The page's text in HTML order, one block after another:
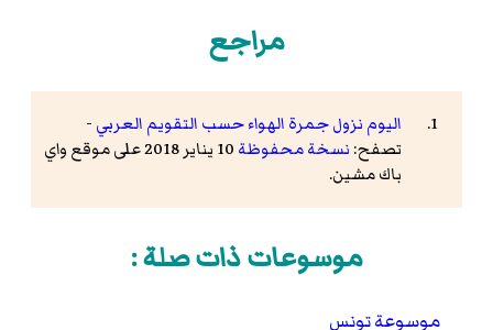
مراجع
اليوم نزول جمرة الهواء حسب التقويم العربي -
تصفح: نسخة محفوظة
10 يناير 2018 على موقع واي
باك مشين.
موسوعات ذات صلة :
موسوعة تونس